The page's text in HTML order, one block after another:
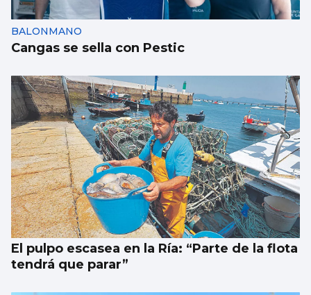
BALONMANO
Cangas se sella con Pestic
El pulpo escasea en la Ría: “Parte de la flota
tendrá que parar”